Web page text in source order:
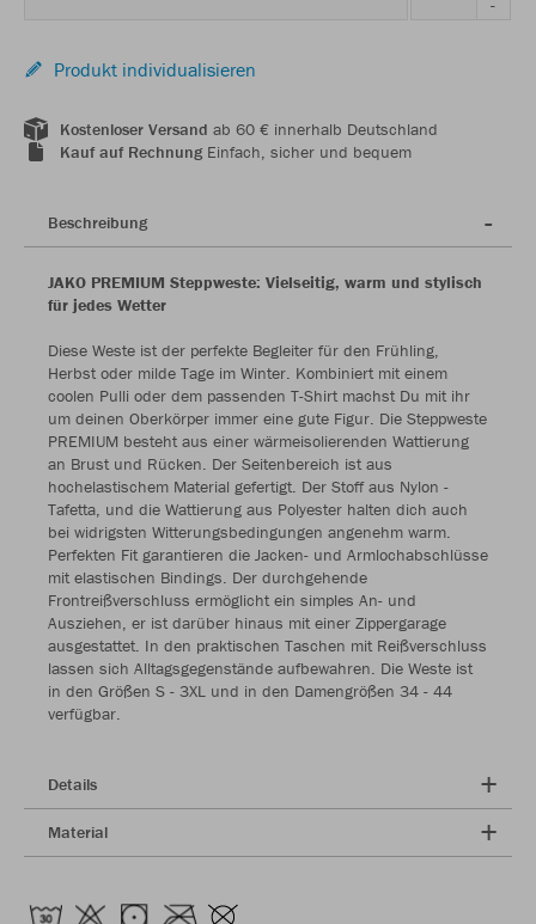
-
Produkt individualisieren
Kostenloser Versand ab 60 € innerhalb Deutschland
Kauf auf RechnungEinfach, sicher und bequem
Beschreibung
JAKO PREMIUM Steppweste: Vielseitig, warm und stylisch
für jedes Wetter
Diese Weste ist der perfekte Begleiter für den Frühling,
Herbst oder milde Tage im Winter. Kombiniert mit einem
coolen Pulli oder dem passenden T-Shirt machst Du mit ihr
um deinen Oberkörper immer eine gute Figur. Die Steppweste
PREMIUM besteht aus einer wärmeisolierenden Wattierung
an Brust und Rücken. Der Seitenbereich ist aus
hochelastischem Material gefertigt. Der Stoff aus Nylon -
Tafetta, und die Wattierung aus Polyester halten dich auch
bei widrigsten Witterungsbedingungen angenehm warm.
Perfekten Fit garantieren die Jacken- und Armlochabschlüsse
mit elastischen Bindings. Der durchgehende
Frontreißverschluss ermöglicht ein simples An- und
Ausziehen, er ist darüber hinaus mit einer Zippergarage
ausgestattet. In den praktischen Taschen mit Reißverschluss
lassen sich Alltagsgegenstände aufbewahren. Die Weste ist
in den Größen S - 3XL und in den Damengrößen 34 - 44
verfügbar.
Details
Material